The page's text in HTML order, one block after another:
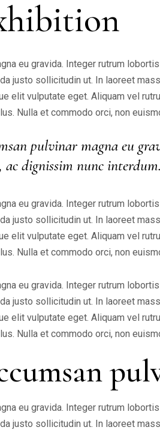
eu gravida. Integer rutrum
justo sollicitudin ut. In laoreet
elit vulputate eget. Aliquam vel
Nulla et commodo orci, non
pulvinar magna eu
dignissim nunc interdum.
eu gravida. Integer rutrum
justo sollicitudin ut. In laoreet
elit vulputate eget. Aliquam vel
Nulla et commodo orci, non
eu gravida. Integer rutrum
justo sollicitudin ut. In laoreet
elit vulputate eget. Aliquam vel
Nulla et commodo orci, non
eu gravida. Integer rutrum
justo sollicitudin ut. In laoreet